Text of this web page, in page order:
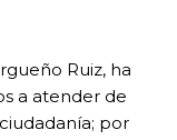
Ruiz, ha
a atender de
por